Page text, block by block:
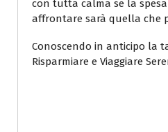
con tutta calma se la
affrontare sarà quella che
Conoscendo in anticipo la
Risparmiare e Viaggiare